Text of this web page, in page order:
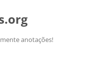
anotações!